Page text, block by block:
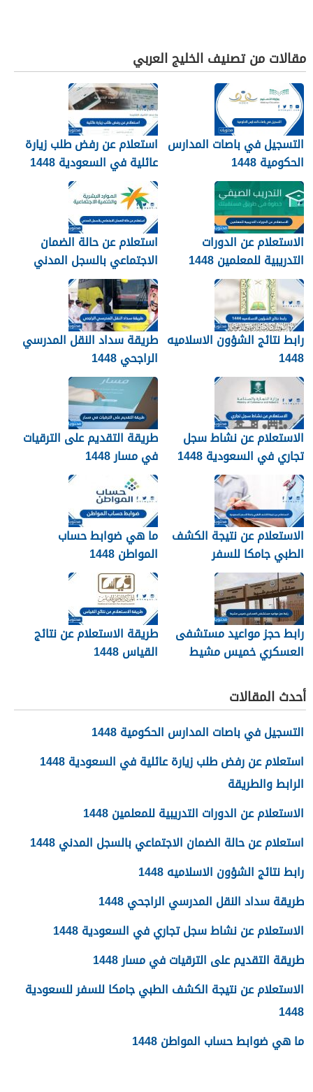
مقالات من تصنيف الخليج العربي
التسجيل في باصات المدارس
الحكومية 1448
استعلام عن رفض طلب زيارة
عائلية في السعودية 1448
الرابط والطريقة
الاستعلام عن الدورات
التدريبية للمعلمين 1448
استعلام عن حالة الضمان
الاجتماعي بالسجل المدني
1448
رابط نتائج الشؤون الاسلاميه
1448
طريقة سداد النقل المدرسي
الراجحي 1448
الاستعلام عن نشاط سجل
تجاري في السعودية 1448
طريقة التقديم على الترقيات
في مسار 1448
الاستعلام عن نتيجة الكشف
الطبي جامكا للسفر
للسعودية 1448
ما هي ضوابط حساب
المواطن 1448
رابط حجز مواعيد مستشفى
العسكري خميس مشيط
طريقة الاستعلام عن نتائج
القياس 1448
أحدث المقالات
التسجيل في باصات المدارس الحكومية 1448
استعلام عن رفض طلب زيارة عائلية في السعودية 1448
الرابط والطريقة
الاستعلام عن الدورات التدريبية للمعلمين 1448
استعلام عن حالة الضمان الاجتماعي بالسجل المدني 1448
رابط نتائج الشؤون الاسلاميه 1448
طريقة سداد النقل المدرسي الراجحي 1448
الاستعلام عن نشاط سجل تجاري في السعودية 1448
طريقة التقديم على الترقيات في مسار 1448
الاستعلام عن نتيجة الكشف الطبي جامكا للسفر للسعودية
1448
ما هي ضوابط حساب المواطن 1448